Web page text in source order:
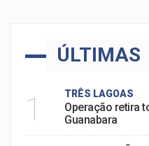
ÚLTIMAS
1 TRÊS LAGOAS
Operação retira
Guanabara